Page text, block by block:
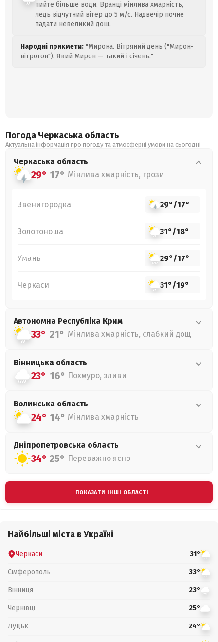
пийте більше води. Вранці мінлива хмарність,
ледь відчутний вітер до 5 м/с. Надвечір почне
падати невеликий дощ.
Народні прикмети: "Мирона. Вітряний день ("Мирон-
вітрогон"). Який Мирон — такий і січень."
Погода Черкаська область
Актуальна інформація про погоду та атмосферні умови на сьогодні
Черкаська область
29° 17° Мінлива хмарність, грози
Звенигородка 29°/17°
Золотоноша 31°/18°
Умань 29°/17°
Черкаси 31°/19°
Автономна Республіка Крим
33° 21° Мінлива хмарність, слабкий дощ
Вінницька область
23° 16° Похмуро, зливи
Волинська область
24° 14° Мінлива хмарність
Дніпропетровська область
34° 25° Переважно ясно
ПОКАЗАТИ ІНШІ ОБЛАСТІ
Найбільші міста в Україні
Черкаси 31°
Сімферополь 33°
Вінниця 23°
Чернівці 25°
Луцьк 24°